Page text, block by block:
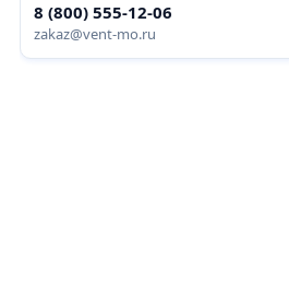
8 (800) 555-12-06
zakaz@vent-mo.ru